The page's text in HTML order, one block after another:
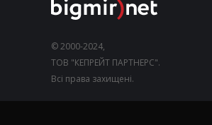
© 2000-2024,
ТОВ "КЕПРЕЙТ ПАРТНЕРС".
Всі права захищені.